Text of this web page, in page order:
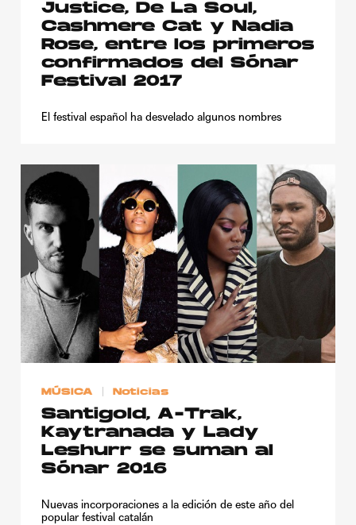
Justice, De La Soul,
Cashmere Cat y Nadia
Rose, entre los primeros
confirmados del Sónar
Festival 2017
El festival español ha desvelado algunos nombres
MÚSICA Noticias
Santigold, A-Trak,
Kaytranada y Lady
Leshurr se suman al
Sónar 2016
Nuevas incorporaciones a la edición de este año del
popular festival catalán